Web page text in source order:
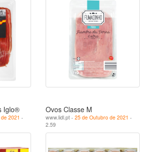
Iglo®
2021 -
Ovos Classe M
www.lidl.pt - 25 de Outubro de 2021 -
2.59